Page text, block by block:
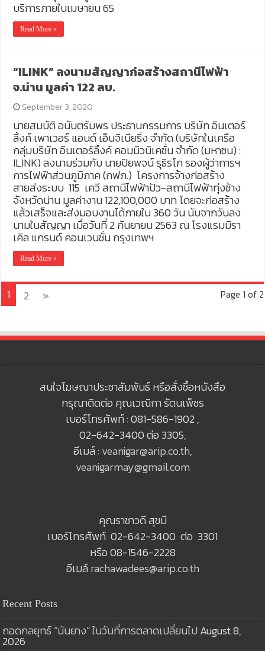
บริการภายในเมษายน 65
Read More »
“ILINK” ลงนามสัญญาก่อสร้างสถานีไฟฟ้า
จ.น่าน มูลค่า 122 ลบ.
September 3, 2020
นายสมบัติ อนันตรัมพร ประธานกรรมการ บริษัท อินเตอร์
ลิ้งค์ เพาเวอร์ แอนด์ เอ็นจิเนียริ่ง จำกัด (บริษัทในเครือ
กลุ่มบริษัท อินเตอร์ลิ้งค์ คอมมิวนิเคชั่น จำกัด (มหาชน) :
ILINK) ลงนามร่วมกับ นายปิยพจน์ รุธิรโก รองผู้ว่าการฯ
การไฟฟ้าส่วนภูมิภาค (กฟภ.) โครงการจ้างก่อสร้าง
สายส่งระบบ 115 เควี สถานีไฟฟ้าปัว-สถานีไฟฟ้าทุ่งช้าง
จังหวัดน่าน มูลค่างาน 122,100,000 บาท โดยจะก่อสร้าง
แล้วเสร็จและส่งมอบงานได้ภายใน 360 วัน นับจากวันลง
นามในสัญญา เมื่อวันที่ 2 กันยายน 2563 ณ โรงแรมมิรา
เคิล แกรนด์ คอนเวนชั่น กรุงเทพฯ
Read More »
Page 1 of 2
1 2 »
สนใจโฆษณาประชาสัมพันธ์ หรือสั่งซื้อหนังสือ
กรุณาติดต่อ คุณเวณิกา รัตนเพ็ชร
เบอร์โทรศัพท์ : 081-586-1902 ,
02-642-3400 ต่อ 3305,
อีเมล์ : veanigar@arip.co.th,
veanigarmay@gmail.com
คุณราชาวดี สุขมี
เบอร์โทรศัพท์ 02-642-3400 ต่อ 3301
หรือ 08-1546-2228
อีเมล์rachawadees@arip.co.th
Recent Posts
ถอดกลยุทธ์ “นันยาง” ในวันที่การตลาดเปลี่ยนไป August 8,
2026